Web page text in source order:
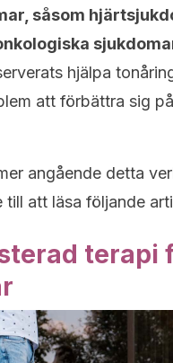
såsom
hjälpa
att förbättra sig
angående detta
till att läsa följande
terapi